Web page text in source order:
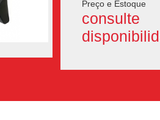
Preço e Estoque
consulte